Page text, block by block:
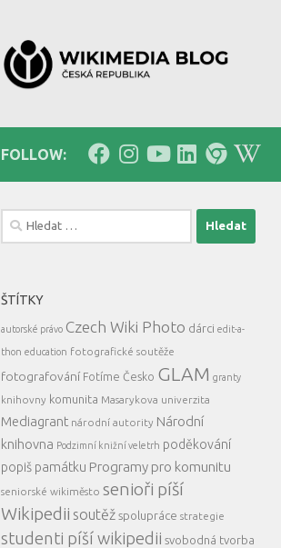
FOLLOW:
Vyhledávání
ŠTÍTKY
autorské právo Czech Wiki Photo dárci edit-a-
thon education fotografické soutěže
fotografování Fotíme Česko GLAM granty
knihovny komunita Masarykova univerzita
Mediagrant národní autority Národní
knihovna Podzimní knižní veletrh poděkování
popiš památku Programy pro komunitu
seniorské wikiměsto senioři píší
Wikipedii soutěž spolupráce strategie
studenti píší wikipedii svobodná tvorba